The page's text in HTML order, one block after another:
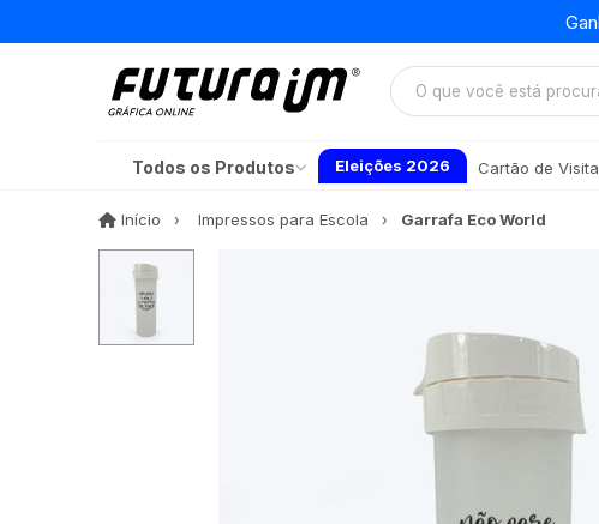
Todos os Produtos Eleições 2026 Cartão de Visita
Início InícioImpressos para Escola Garrafa Eco World